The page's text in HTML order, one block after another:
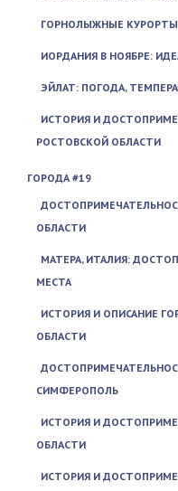
ГОРНОЛЫЖНЫЕ
ИОРДАНИЯ В НОЯБРЕ:
ЭЙЛАТ: ПОГОДА,
ИСТОРИЯ И
РОСТОВСКОЙ ОБЛАСТИ
ГОРОДА #19
ОБЛАСТИ
МАТЕРА, ИТАЛИЯ:
МЕСТА
ИСТОРИЯ И ОПИСАНИЕ
ОБЛАСТИ
СИМФЕРОПОЛЬ
ИСТОРИЯ И
ОБЛАСТИ
ИСТОРИЯ И